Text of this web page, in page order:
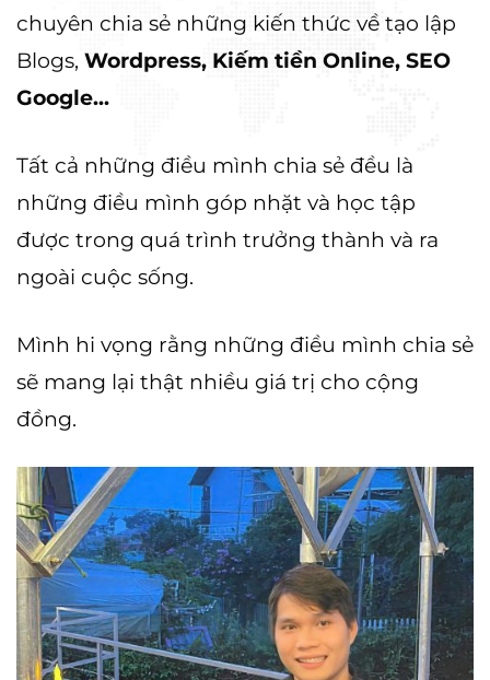
chuyên chia sẻ những kiến thức về tạo lập
Blogs, Wordpress, Kiếm tiền Online, SEO
Google...
Tất cả những điều mình chia sẻ đều là
những điều mình góp nhặt và học tập
được trong quá trình trưởng thành và ra
ngoài cuộc sống.
Mình hi vọng rằng những điều mình chia sẻ
sẽ mang lại thật nhiều giá trị cho cộng
đồng.